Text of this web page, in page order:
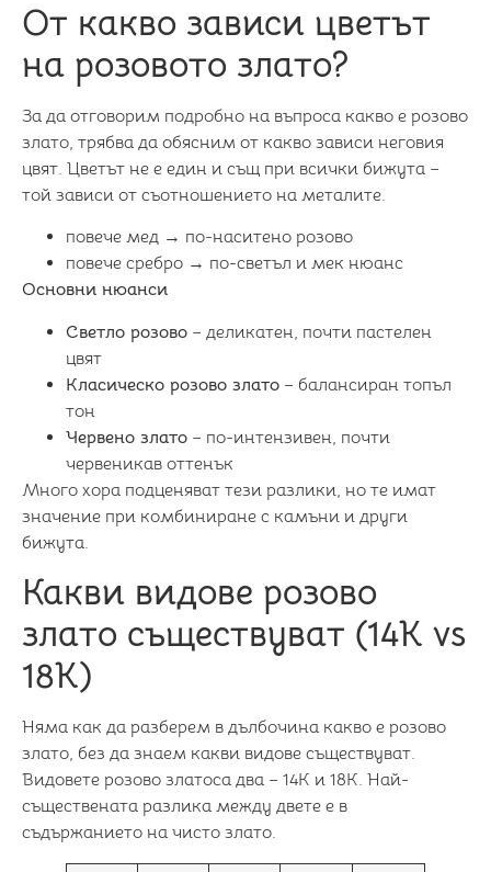
От какво зависи цветът
на розовото злато?
За да отговорим подробно на въпроса какво е розово
злато, трябва да обясним от какво зависи неговия
цвят. Цветът не е един и същ при всички бижута –
той зависи от съотношението на металите.
повече мед → по-наситено розово
повече сребро → по-светъл и мек нюанс
Основни нюанси
Светло розово – деликатен, почти пастелен
цвят
Класическо розово злато – балансиран топъл
тон
Червено злато – по-интензивен, почти
червеникав оттенък
Много хора подценяват тези разлики, но те имат
значение при комбиниране с камъни и други
бижута.
Какви видове розово
злато съществуват (14K vs
18K)
Няма как да разберем в дълбочина какво е розово
злато, без да знаем какви видове съществуват.
Видовете розово златоса два – 14К и 18К. Най-
съществената разлика между двете е в
съдържанието на чисто злато.